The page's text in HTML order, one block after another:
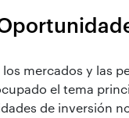
mercados y las
el tema
de inversión